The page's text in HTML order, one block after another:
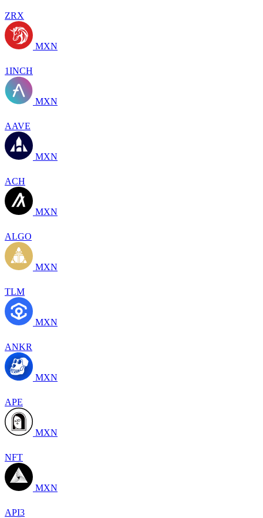
ZRX
MXN
1INCH
MXN
AAVE
MXN
ACH
MXN
ALGO
MXN
TLM
MXN
ANKR
MXN
APE
MXN
NFT
MXN
API3